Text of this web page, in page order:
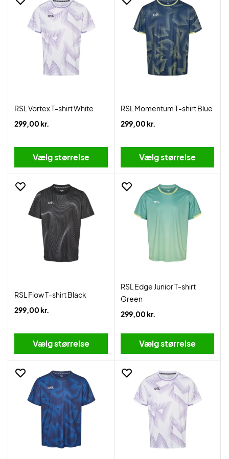
RSL Vortex T-shirt White
299,00 kr.
Vælg størrelse
RSL Momentum T-shirt Blue
299,00 kr.
Vælg størrelse
RSL Flow T-shirt Black
299,00 kr.
Vælg størrelse
RSL Edge Junior T-shirt
Green
299,00 kr.
Vælg størrelse